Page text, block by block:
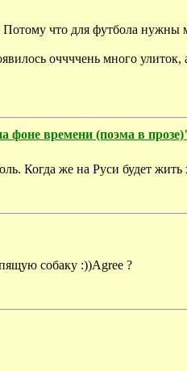
что для футбола нужны
оччччень много
фоне времени (поэма в
Когда же на Руси будет жить
собаку :))Agree ?